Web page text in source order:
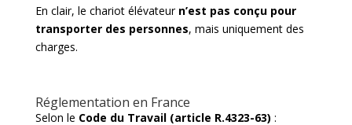
En clair, le chariot élévateur n’est pas conçu pour
transporter des personnes, mais uniquement des
charges.
Réglementation en France
Selon le Code du Travail (article R.4323-63) :